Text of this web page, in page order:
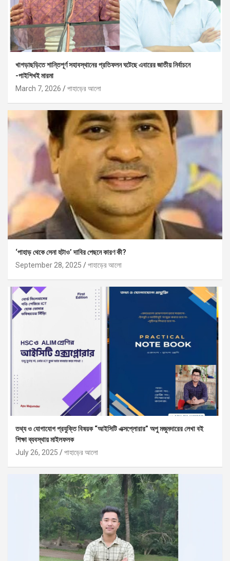
খাগড়াছড়িতে শান্তিপূর্ণ সহাবস্থানের প্রতিফলন ঘটেছে এবারের জাতীয় নির্বাচনে
-পাইশিখই মারমা
March 7, 2026
পাহাড়ের আলো
‘পাহাড় থেকে সেনা হটাও’ দাবির পেছনে কারণ কী?
September 28, 2025
পাহাড়ের আলো
তথ্য ও যোগাযোগ প্রযুক্তি বিষয়ক “আইসিটি এক্সপ্লোরার” অপু মজুমদারের লেখা বই
শিক্ষা ব্যবস্থায় মাইলফলক
July 26, 2025
পাহাড়ের আলো